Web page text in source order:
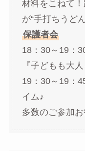
材料をこねて
が“手打ちうど
保護者会
18：30～19：
『子どもも大
19：30～19：
イム♪
多数のご参加